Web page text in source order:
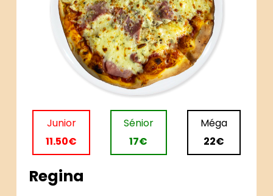
Junior
11.50€
Sénior
17€
Méga
22€
Regina